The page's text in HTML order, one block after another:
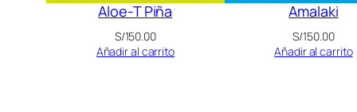
Aloe-T Piña
S/150.00
Añadir al carrito
Amalaki
S/150.00
Añadir al carrito